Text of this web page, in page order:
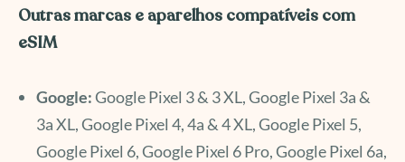
Outras marcas e aparelhos compatíveis com
eSIM
Google:Google Pixel 3 & 3 XL, Google Pixel 3a &
3a XL, Google Pixel 4, 4a & 4 XL, Google Pixel 5,
Google Pixel 6, Google Pixel 6 Pro, Google Pixel 6a,